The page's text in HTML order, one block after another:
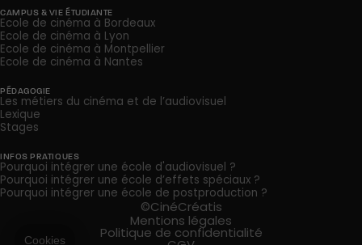
CAMPUS & VIE ÉTUDIANTE
Ecole de cinéma à Bordeaux
Ecole de cinéma à Lyon
Ecole de cinéma à Montpellier
Ecole de cinéma à Nantes
PÉDAGOGIE
Les métiers du cinéma et de l’audiovisuel
Lexique
Stages
INFOS PRATIQUES
Pourquoi intégrer une école d'audiovisuel ?
Pourquoi intégrer une école d’effets spéciaux ?
Pourquoi intégrer une école de postproduction ?
©CinéCréatis
Mentions légales
Politique de confidentialité